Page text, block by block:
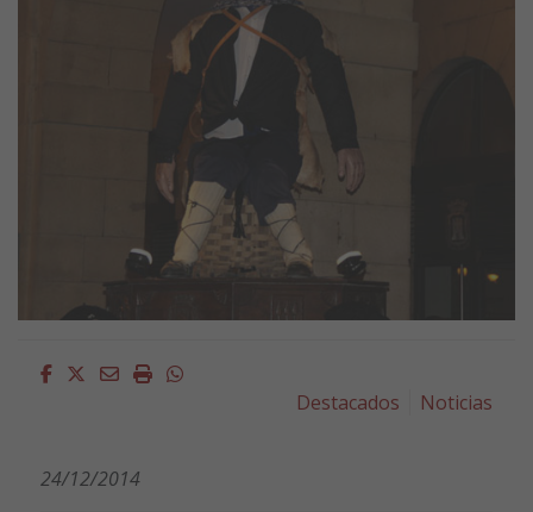
Facebook
Twitter
EmailImprimirWhatsapp
Destacados
Noticias
24/12/2014